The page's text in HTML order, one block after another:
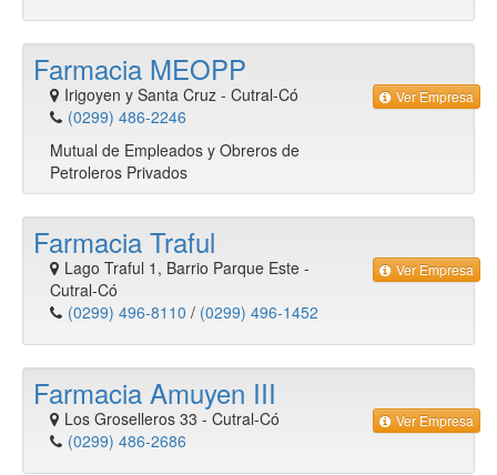
Farmacia MEOPP
Irigoyen y Santa Cruz - Cutral-Có
(0299) 486-2246
Mutual de Empleados y Obreros de
Petroleros Privados
Ver Empresa
Farmacia Traful
Lago Traful 1, Barrio Parque Este -
Cutral-Có
(0299) 496-8110 / (0299) 496-1452
Ver Empresa
Farmacia Amuyen III
Los Groselleros 33 - Cutral-Có
(0299) 486-2686
Ver Empresa